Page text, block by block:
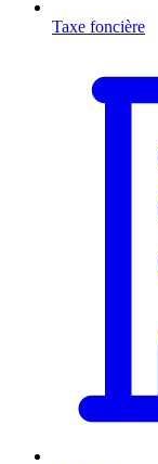
Taxe foncière